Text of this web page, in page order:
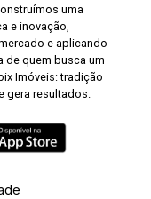
uma
e inovação,
e aplicando
de quem busca um
Imóveis: tradição
gera resultados.